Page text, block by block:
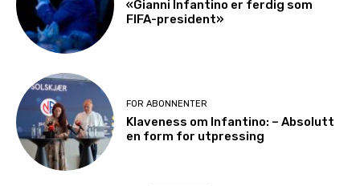
«Gianni Infantino er ferdig som
FIFA-president»
FOR ABONNENTER
Klaveness om Infantino: – Absolutt
en form for utpressing